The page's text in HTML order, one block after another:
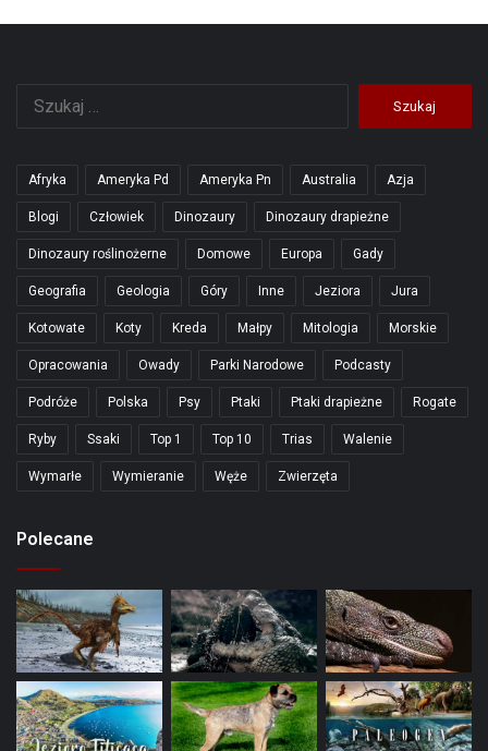
Afryka Ameryka Pd Ameryka Pn Australia Azja
Blogi Człowiek Dinozaury Dinozaury drapieżne
Dinozaury roślinożerne Domowe Europa Gady
Geografia Geologia Góry Inne Jeziora Jura
Kotowate Koty Kreda Małpy Mitologia Morskie
Opracowania Owady Parki Narodowe Podcasty
Podróże Polska Psy Ptaki Ptaki drapieżne Rogate
Ryby Ssaki Top 1 Top 10 Trias Walenie
Wymarłe Wymieranie Węże Zwierzęta
Polecane